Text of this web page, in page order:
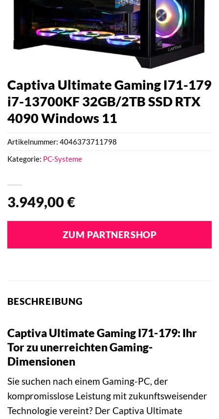
Captiva Ultimate Gaming I71-179
i7-13700KF 32GB/2TB SSD RTX
4090 Windows 11
3.949,00€
ZUM PARTNERSHOP
Artikelnummer: 4046373711798
Kategorie: PC-Systeme
BESCHREIBUNG
Captiva Ultimate Gaming I71-179: Ihr
Tor zu unerreichten Gaming-
Dimensionen
Sie suchen nach einem Gaming-PC, der
kompromisslose Leistung mit zukunftsweisender
Technologie vereint? Der Captiva Ultimate